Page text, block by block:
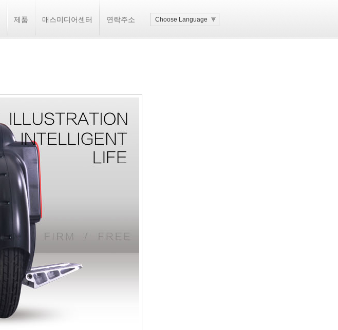
제품 매스미디어센터 연락주소 Choose Language